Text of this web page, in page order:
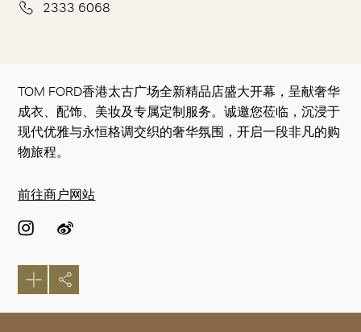
2333 6068
TOM FORD香港太古广场全新精品店盛大开幕，呈献奢华
成衣、配饰、美妆及专属定制服务。诚邀您莅临，沉浸于
现代优雅与永恒格调交织的奢华氛围，开启一段非凡的购
物旅程。
前往商户网站